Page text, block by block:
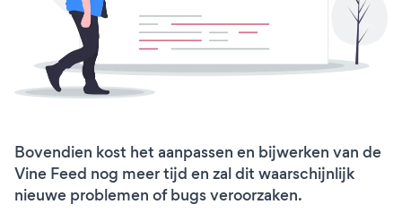
Bovendien kost het aanpassen en bijwerken van de
Vine Feed nog meer tijd en zal dit waarschijnlijk
nieuwe problemen of bugs veroorzaken.